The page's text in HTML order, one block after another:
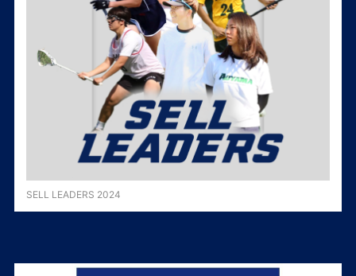
SELL LEADERS 2024